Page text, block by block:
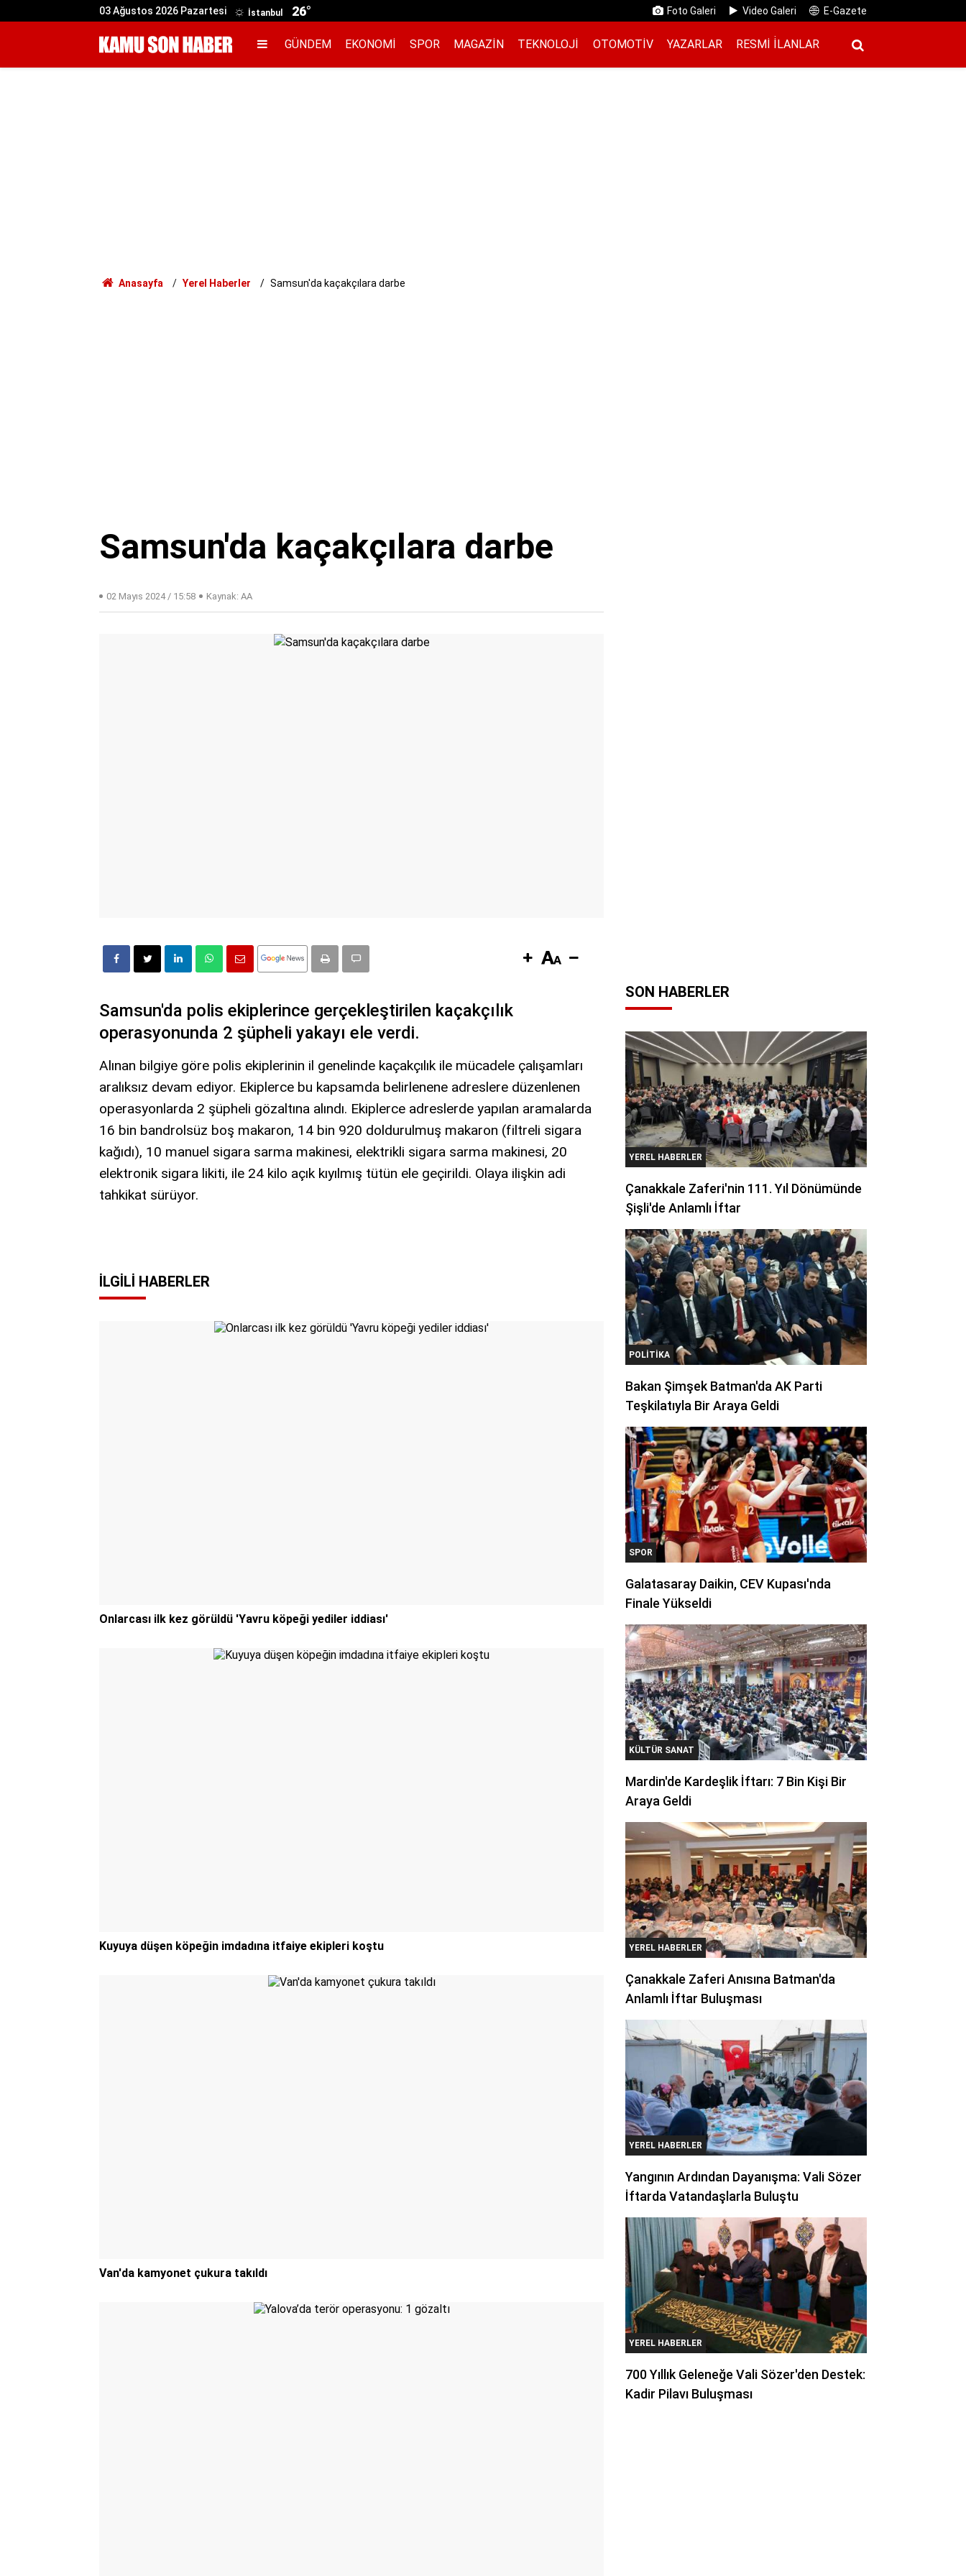
03 Ağustos 2026 Pazartesi İstanbul 26° Foto Galeri Video Galeri E-Gazete
GÜNDEM EKONOMI SPOR MAGAZIN TEKNOLOJI OTOMOTIV YAZARLAR RESMI İ̇LANLAR
Anasayfa Yerel Haberler Samsun'da kaçakçılara darbe
Samsun'da kaçakçılara darbe
02 Mayıs 2024 / 15:58 Kaynak: AA
Samsun'da polis ekiplerince gerçekleştirilen kaçakçılık
operasyonunda 2 şüpheli yakayı ele verdi.
Alınan bilgiye göre polis ekiplerinin il genelinde kaçakçılık ile mücadele çalışamları
aralıksız devam ediyor. Ekiplerce bu kapsamda belirlenene adreslere düzenlenen
operasyonlarda 2 şüpheli gözaltına alındı. Ekiplerce adreslerde yapılan aramalarda
16 bin bandrolsüz boş makaron, 14 bin 920 doldurulmuş makaron (filtreli sigara
kağıdı), 10 manuel sigara sarma makinesi, elektrikli sigara sarma makinesi, 20
elektronik sigara likiti, ile 24 kilo açık kıyılmış tütün ele geçirildi. Olaya ilişkin adi
tahkikat sürüyor.
İLGILI HABERLER
Onlarcası ilk kez görüldü 'Yavru köpeği yediler iddiası'
Kuyuya düşen köpeğin imdadına itfaiye ekipleri koştu
Van'da kamyonet çukura takıldı
SON HABERLER
YEREL HABERLER
Çanakkale Zaferi'nin 111. Yıl Dönümünde
Şişli'de Anlamlı İftar
POLITIKA
Bakan Şimşek Batman'da AK Parti
Teşkilatıyla Bir Araya Geldi
SPOR
Galatasaray Daikin, CEV Kupası'nda
Finale Yükseldi
KÜLTÜR SANAT
Mardin'de Kardeşlik İftarı: 7 Bin Kişi Bir
Araya Geldi
YEREL HABERLER
Çanakkale Zaferi Anısına Batman'da
Anlamlı İftar Buluşması
YEREL HABERLER
Yangının Ardından Dayanışma: Vali Sözer
İftarda Vatandaşlarla Buluştu
YEREL HABERLER
700 Yıllık Geleneğe Vali Sözer'den Destek:
Kadir Pilavı Buluşması